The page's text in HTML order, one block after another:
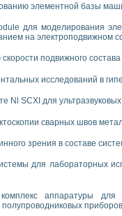
процессов пищевых
скважин
программирования
комплекса
аморфного
двигателей при пуске
условиях
и построению
элементной базы
для моделирования
на электроподвижном
подвижного
исследований в
Nl SCXI для
сварных швов
зрения в составе
для лабораторных
комплекс аппаратуры
приборов